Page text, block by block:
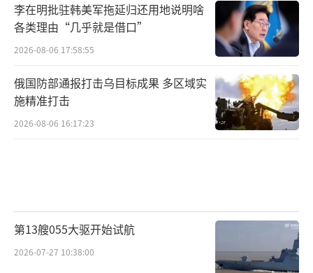
李在明批驻韩美军拖延归还用地说明啥
各类理由“几乎就是借口”
2026-08-06 17:58:55
俄国防部通报打击乌目标成果 多区域实
施精准打击
2026-08-06 16:17:23
第13艘055大驱开始试航
2026-07-27 10:38:00